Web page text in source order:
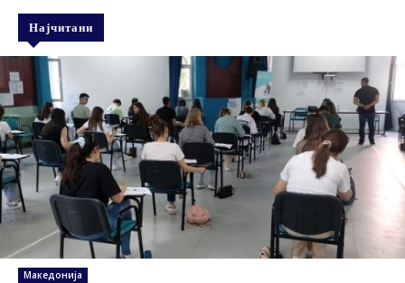
Најчитани
Македонија